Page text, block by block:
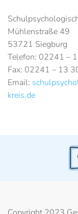
Mühlenstraße 49
53721 Siegburg
Telefon: 02241 –
Fax: 02241 – 13
Email:
kreis.de